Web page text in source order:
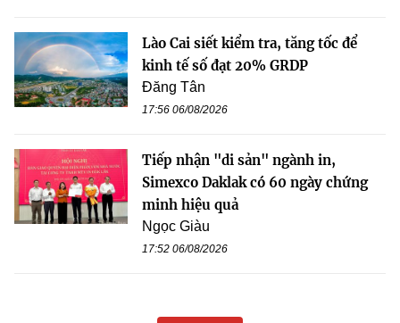
Lào Cai siết kiểm tra, tăng tốc để
kinh tế số đạt 20% GRDP
Đăng Tân
17:56 06/08/2026
Tiếp nhận "di sản" ngành in,
Simexco Daklak có 60 ngày chứng
minh hiệu quả
Ngọc Giàu
17:52 06/08/2026